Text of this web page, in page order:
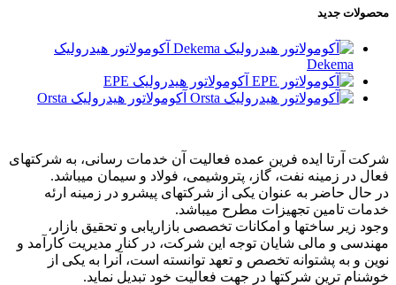
محصولات جدید
آکومولاتور هیدرولیک
Dekema
آکومولاتور هیدرولیک EPE
آکومولاتور هیدرولیک Orsta
شرکت آرتا ایده فرین عمده فعالیت آن خدمات رسانی، به شرکتهای
فعال در زمینه نفت، گاز، پتروشیمی، فولاد و سیمان میباشد.
در حال حاضر به عنوان یکی از شرکتهای پیشرو در زمینه ارئه
خدمات تامین تجهیزات مطرح میباشد.
وجود زیر ساختها و امکانات تخصصی بازاریابی و تحقیق بازار،
مهندسی و مالی شایان توجه این شرکت، در کنار مدیریت کارآمد و
نوین و به پشتوانه تخصص و تعهد توانسته است، آنرا به یکی از
خوشنام ترین شرکتها در جهت فعالیت خود تبدیل نماید.